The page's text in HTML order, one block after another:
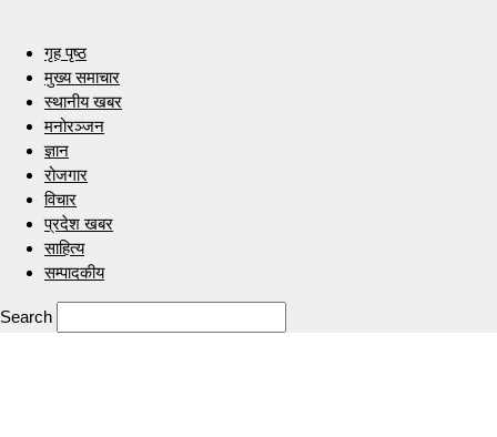
गृह पृष्ठ
मुख्य समाचार
स्थानीय खबर
मनोरञ्जन
ज्ञान
रोजगार
विचार
प्रदेश खबर
साहित्य
सम्पादकीय
Search